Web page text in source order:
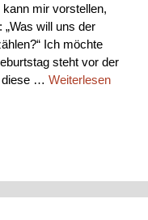
mir vorstellen,
will uns der
Ich möchte
steht vor der
diese … Weiterlesen